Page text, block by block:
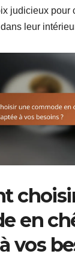
judicieux pour
leur
en
vos